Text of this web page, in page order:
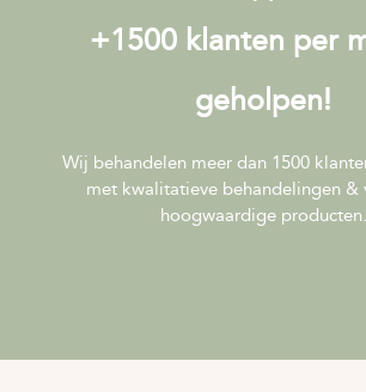
+1500 klanten per
geholpen!
Wij behandelen meer dan 1500
met kwalitatieve behandelingen &
hoogwaardige producten.